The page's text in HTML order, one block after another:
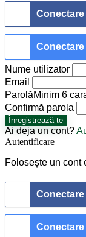
Nume utilizator
Email
ParolăMinim 6
Confirmă parola
Înregistrează-te
Ai deja un cont?
Autentificare
Folosește un cont